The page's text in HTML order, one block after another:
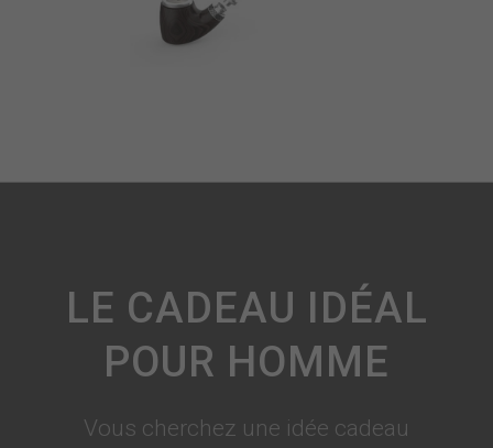
LE CADEAU IDÉAL
POUR HOMME
Vous cherchez une idée cadeau